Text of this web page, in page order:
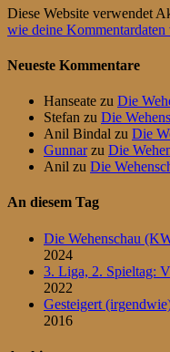
Diese Website verwendet
wie deine Kommentardaten
Neueste Kommentare
Hanseate zu Die
Stefan zu Die
Anil Bindal zu Die
Gunnarzu Die
Anil zu Die
An diesem Tag
Die Wehenschau
2024
3. Liga, 2. Spieltag:
2022
Gesteigert
2016